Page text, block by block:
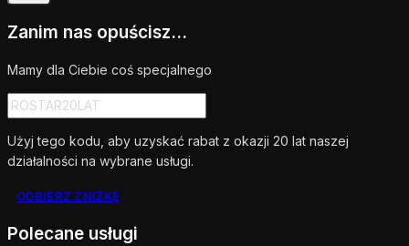
Zanim nas opuścisz...
Mamy dla Ciebie coś specjalnego
Użyj tego kodu, aby uzyskać rabat z okazji 20 lat naszej
działalności na wybrane usługi.
ODBIERZ ZNIŻKĘ
Polecane usługi